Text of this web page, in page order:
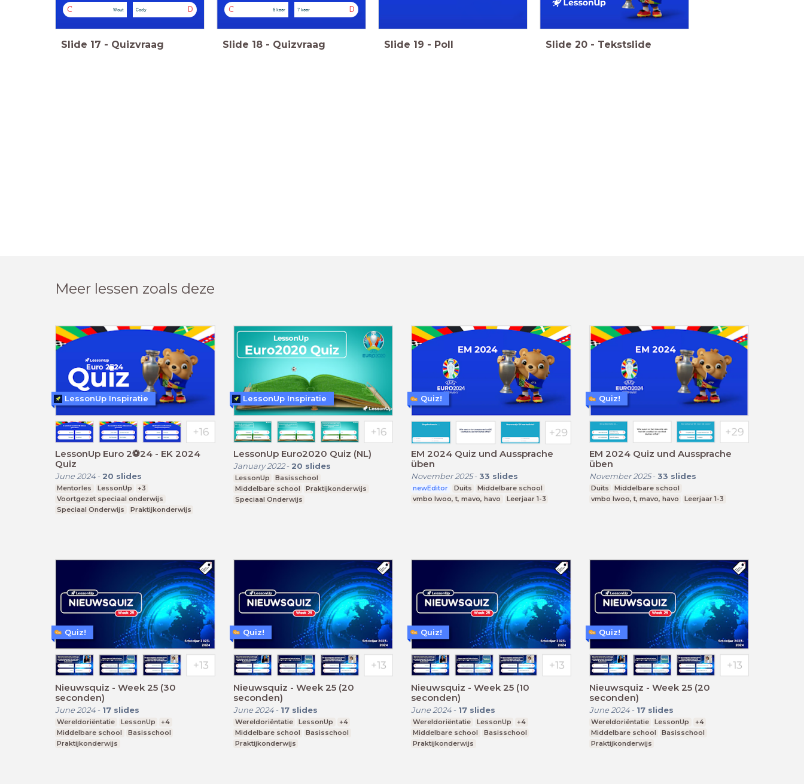
C Wout D
Cody
Slide 17 - Quizvraag
C 6 keer D
7 keer
Slide 18 - Quizvraag Slide 19 - Poll Slide 20 - Tekstslide
Meer lessen zoals deze
LessonUp Euro 2⚽️24 - EK 2024
Quiz
June 2024- 20 slides
Mentorles LessonUp
+3
Voortgezet speciaal onderwijs
Speciaal Onderwijs
Praktijkonderwijs
LessonUp Inspiratie
LessonUp Euro2020 Quiz (NL)
January 2022- 20 slides
LessonUp
Basisschool
Middelbare school
Praktijkonderwijs
Speciaal Onderwijs
LessonUp Inspiratie
EM 2024 Quiz und Aussprache
üben
November 2025- 33 slides
newEditor Duits
Middelbare school
vmbo lwoo, t, mavo, havo
Leerjaar 1-3
Quiz!
EM 2024 Quiz und Aussprache
üben
November 2025- 33 slides
Duits
Middelbare school
vmbo lwoo, t, mavo, havo
Leerjaar 1-3
Quiz!
Nieuwsquiz - Week 25 (30
seconden)
June 2024- 17 slides
Wereldoriëntatie LessonUp
+4
Middelbare school
Basisschool
Praktijkonderwijs
Quiz!
Nieuwsquiz - Week 25 (20
seconden)
June 2024- 17 slides
Wereldoriëntatie LessonUp
+4
Middelbare school
Basisschool
Praktijkonderwijs
Quiz!
Nieuwsquiz - Week 25 (10
seconden)
June 2024- 17 slides
Wereldoriëntatie LessonUp
+4
Middelbare school
Basisschool
Praktijkonderwijs
Quiz!
Nieuwsquiz - Week 25 (20
seconden)
June 2024- 17 slides
Wereldoriëntatie LessonUp
+4
Middelbare school
Basisschool
Praktijkonderwijs
Quiz!